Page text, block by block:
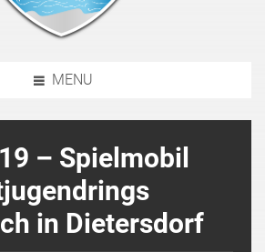
MENU
– Spielmobil
in Dietersdorf